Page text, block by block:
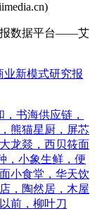
数据平台——艾
业新模式研究报
书海供应链，
熊猫星厨，屏芯
龙燚，西贝筱面
，小象生鲜，便
小食堂，华天饮
，陶然居，木屋
前，柳叶刀